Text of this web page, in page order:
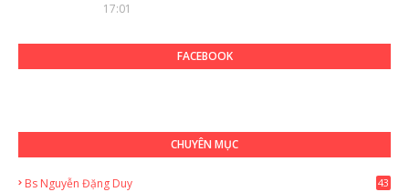
17:01
FACEBOOK
CHUYÊN MỤC
Bs Nguyễn Đặng Duy
43